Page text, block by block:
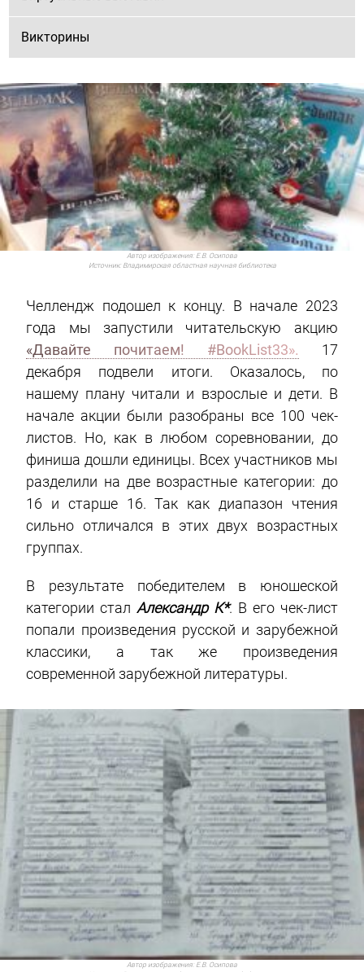
Викторины
Автор изображения: Е.В. Осипова
Источник: Владимирская областная научная библиотека
Челлендж подошел к концу. В начале 2023
года мы запустили читательскую акцию
«Давайте почитаем! #BookList33». 17
декабря подвели итоги. Оказалось, по
нашему плану читали и взрослые и дети. В
начале акции были разобраны все 100 чек-
листов. Но, как в любом соревновании, до
финиша дошли единицы. Всех участников мы
разделили на две возрастные категории: до
16 и старше 16. Так как диапазон чтения
сильно отличался в этих двух возрастных
группах.
В результате победителем в юношеской
категории сталАлександр К*. В его чек-лист
попали произведения русской и зарубежной
классики, а так же произведения
современной зарубежной литературы.
Автор изображения: Е.В. Осипова